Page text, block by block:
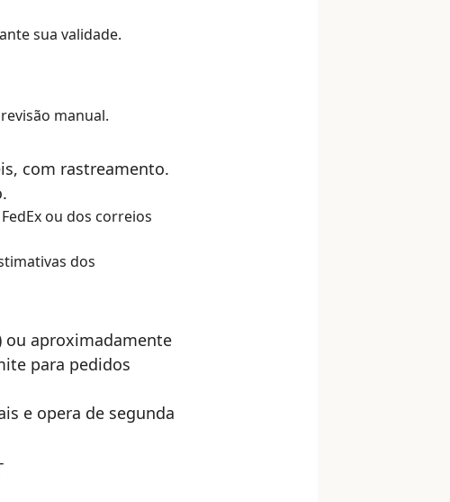
sua validade.
manual.
com rastreamento.
ou dos correios
dos
ou aproximadamente
para pedidos
e opera de segunda